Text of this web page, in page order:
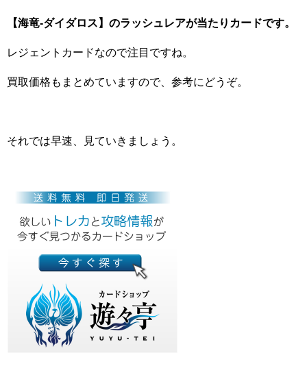
【海竜-ダイダロス 】のラッシュレアが当たりカードです。
レジェントカードなので注目ですね。
買取価格もまとめていますので、参考にどうぞ。
それでは早速、見ていきましょう。